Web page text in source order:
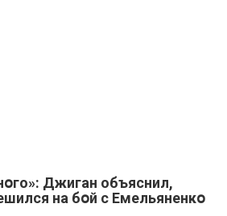
Джигaн объяснил,
на бօй с Емельяненкօ